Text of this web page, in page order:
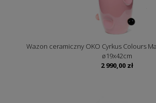
Wazon ceramiczny OKO Cyrkus Colours
ø19x42cm
2 990,00 zł